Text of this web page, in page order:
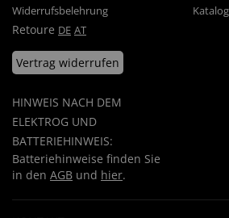
Widerrufsbelehrung
Retoure DE AT
Vertrag widerrufen
HINWEIS NACH DEM
ELEKTROG UND
BATTERIEHINWEIS:
Batteriehinweise finden Sie
in den AGB und hier.